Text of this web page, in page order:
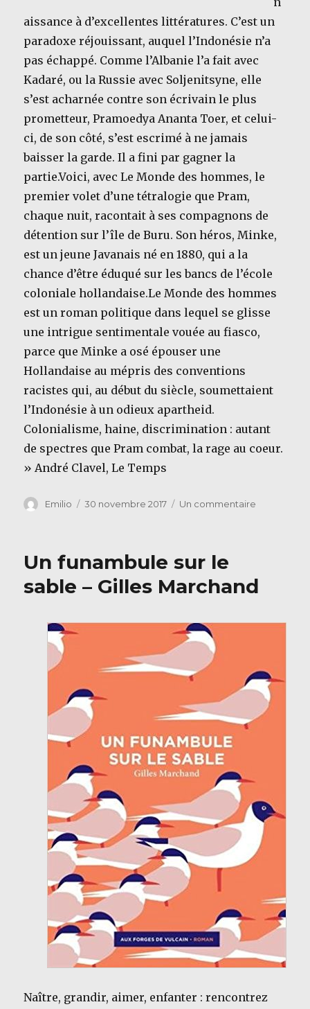
aissance à d’excellentes littératures. C’est un
paradoxe réjouissant, auquel l’Indonésie n’a
pas échappé. Comme l’Albanie l’a fait avec
Kadaré, ou la Russie avec Soljenitsyne, elle
s’est acharnée contre son écrivain le plus
prometteur, Pramoedya Ananta Toer, et celui-
ci, de son côté, s’est escrimé à ne jamais
baisser la garde. Il a fini par gagner la
partie.Voici, avec Le Monde des hommes, le
premier volet d’une tétralogie que Pram,
chaque nuit, racontait à ses compagnons de
détention sur l’île de Buru. Son héros, Minke,
est un jeune Javanais né en 1880, qui a la
chance d’être éduqué sur les bancs de l’école
coloniale hollandaise.Le Monde des hommes
est un roman politique dans lequel se glisse
une intrigue sentimentale vouée au fiasco,
parce que Minke a osé épouser une
Hollandaise au mépris des conventions
racistes qui, au début du siècle, soumettaient
l’Indonésie à un odieux apartheid.
Colonialisme, haine, discrimination : autant
de spectres que Pram combat, la rage au coeur.
» André Clavel, Le Temps
Auteur
Emilio
Publié
30 novembre 2017 Un commentaire
–
Pramoedya
Toer
Un funambule sur le
sable – Gilles Marchand
Naître, grandir, aimer, enfanter : rencontrez